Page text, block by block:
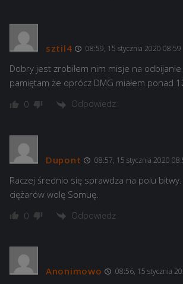
sztil4 08:59, 15 stycznia 2020 08:59
Dobry jest zrobiłem nim misje na
pamiętam że oprócz DMG miałem ponad
0 Odpowiedz
Dupont 08:57, 15 stycznia 2020
Raczej średnio się sprawdza na polu
ciężarów wolę Somuę.
0 Odpowiedz
Anonimowo 08:56, 15 stycznia